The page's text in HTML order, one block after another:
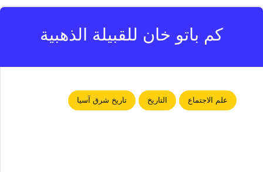
كم باتو خان للقبيلة الذهبية
علم الاجتماع التاريخ تاريخ شرق آسيا